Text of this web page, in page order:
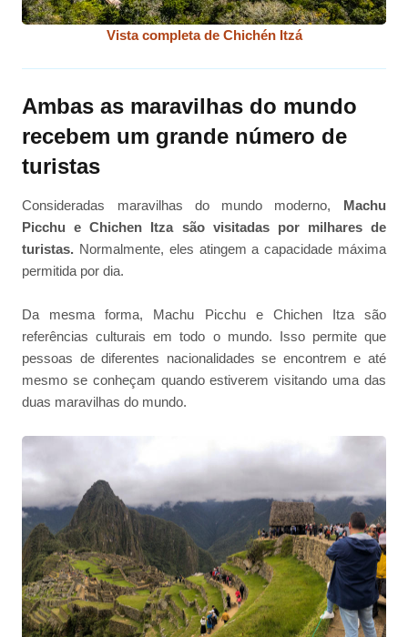
Vista completa de Chichén Itzá
Ambas as maravilhas do mundo
recebem um grande número de
turistas
Consideradas maravilhas do mundo moderno, Machu
Picchu e Chichen Itza são visitadas por milhares de
turistas. Normalmente, eles atingem a capacidade máxima
permitida por dia.
Da mesma forma, Machu Picchu e Chichen Itza são
referências culturais em todo o mundo. Isso permite que
pessoas de diferentes nacionalidades se encontrem e até
mesmo se conheçam quando estiverem visitando uma das
duas maravilhas do mundo.